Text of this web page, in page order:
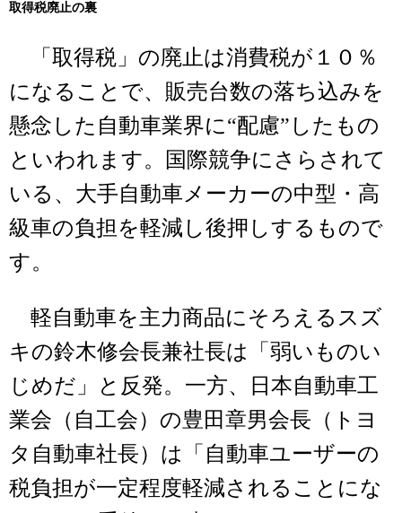
取得税廃止の裏
「取得税」の廃止は消費税が１０％
になることで、販売台数の落ち込みを
懸念した自動車業界に“配慮”したもの
といわれます。国際競争にさらされて
いる、大手自動車メーカーの中型・高
級車の負担を軽減し後押しするもので
す。
軽自動車を主力商品にそろえるスズ
キの鈴木修会長兼社長は「弱いものい
じめだ」と反発。一方、日本自動車工
業会（自工会）の豊田章男会長（トヨ
タ自動車社長）は「自動車ユーザーの
税負担が一定程度軽減されることにな